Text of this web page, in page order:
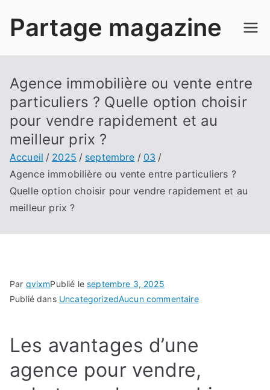
Partage magazine
Agence immobilière ou vente entre
particuliers ? Quelle option choisir
pour vendre rapidement et au
meilleur prix ?
Accueil 2025 septembre
03
Agence immobilière ou vente entre particuliers ?
Quelle option choisir pour vendre rapidement et au
meilleur prix ?
Par qvixmPublié leseptembre 3, 2025
Publié dans UncategorizedAucun commentairesur
entre
Les avantages d’une
agence pour vendre,